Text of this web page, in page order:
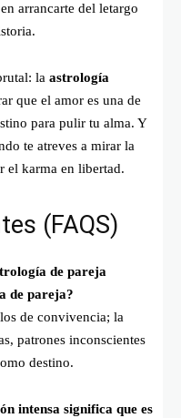
arrancarte del letargo
la astrología
que el amor es una de
para pulir tu alma. Y
te atreves a mirar la
el karma en libertad.
(FAQS)
de pareja
de pareja?
de convivencia; la
patrones inconscientes
destino.
intensa significa que es